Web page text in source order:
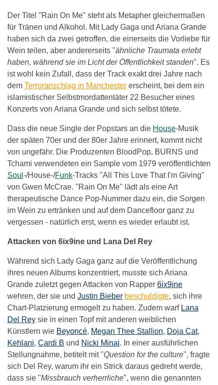
Der Titel "Rain On Me" steht als Metapher gleichermaßen
für Tränen und Alkohol. Mit Lady Gaga und Ariana Grande
haben sich da zwei getroffen, die einerseits die Vorliebe für
Wein teilen, aber andererseits "ähnliche Traumata erlebt
haben, während sie im Licht der Öffentlichkeit standen". Es
ist wohl kein Zufall, dass der Track exakt drei Jahre nach
dem Terroranschlag in Manchester erscheint, bei dem ein
islamistischer Selbstmordattentäter 22 Besucher eines
Konzerts von Ariana Grande und sich selbst tötete.
Dass die neue Single der Popstars an die House-Musik
der späten 70er und der 80er Jahre erinnert, kommt nicht
von ungefähr. Die Produzenten BloodPop, BURNS und
Tchami verwendeten ein Sample vom 1979 veröffentlichten
Soul -/House-/Funk-Tracks "All This Love That I'm Giving"
von Gwen McCrae. "Rain On Me" lädt als eine Art
therapeutische Dance Pop-Nummer dazu ein, die Sorgen
im Wein zu ertränken und auf dem Dancefloor ganz zu
vergessen - natürlich erst, wenn es wieder erlaubt ist.
Attacken von 6ix9ine und Lana Del Rey
Während sich Lady Gaga ganz auf die Veröffentlichung
ihres neuen Albums konzentriert, musste sich Ariana
Grande zuletzt gegen Attacken von Rapper 6ix9ine
wehren, der sie und Justin Bieber beschuldigte, sich ihre
Chart-Platzierung ermogelt zu haben. Zudem warf Lana
Del Rey sie in einen Topf mit anderen weiblichen
Künstlern wie Beyoncé, Megan Thee Stallion, Doja Cat,
Kehlani, Cardi B und Nicki Minaj. In einer ausführlichen
Stellungnahme, betitelt mit "Question for the culture", fragte
sich Del Rey, warum ihr ein Strick daraus gedreht werde,
dass sie "Missbrauch verherrliche", wenn die genannten